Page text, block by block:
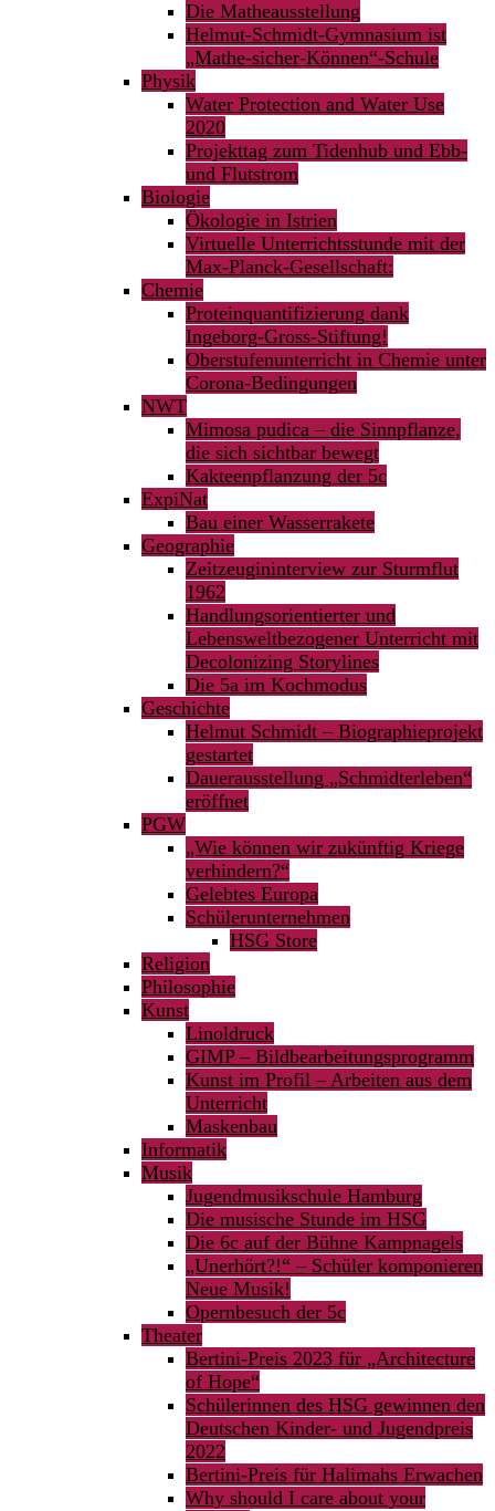
Die Matheausstellung
Helmut-Schmidt-Gymnasium ist
„Mathe-sicher-Können“-Schule
Physik
Water Protection and Water Use
2020
Projekttag zum Tidenhub und Ebb-
und Flutstrom
Biologie
Ökologie in Istrien
Virtuelle Unterrichtsstunde mit der
Max-Planck-Gesellschaft:
Chemie
Proteinquantifizierung dank
Ingeborg-Gross-Stiftung!
Oberstufenunterricht in Chemie unter
Corona-Bedingungen
NWT
Mimosa pudica – die Sinnpflanze,
die sich sichtbar bewegt
Kakteenpflanzung der 5c
ExpiNat
Bau einer Wasserrakete
Geographie
Zeitzeugininterview zur Sturmflut
1962
Handlungsorientierter und
Lebensweltbezogener Unterricht mit
Decolonizing Storylines
Die 5a im Kochmodus
Geschichte
Helmut Schmidt – Biographieprojekt
gestartet
Dauerausstellung „Schmidterleben“
eröffnet
PGW
„Wie können wir zukünftig Kriege
verhindern?“
Gelebtes Europa
Schülerunternehmen
HSG Store
Religion
Philosophie
Kunst
Linoldruck
GIMP – Bildbearbeitungsprogramm
Kunst im Profil – Arbeiten aus dem
Unterricht
Maskenbau
Informatik
Musik
Jugendmusikschule Hamburg
Die musische Stunde im HSG
Die 6c auf der Bühne Kampnagels
„Unerhört?!“ – Schüler komponieren
Neue Musik!
Opernbesuch der 5c
Theater
Bertini-Preis 2023 für „Architecture
of Hope“
Schülerinnen des HSG gewinnen den
Deutschen Kinder- und Jugendpreis
2022
Bertini-Preis für Halimahs Erwachen
Why should I care about your